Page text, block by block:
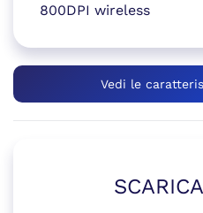
800DPI wireless
Vedi le